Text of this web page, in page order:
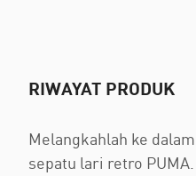
RIWAYAT PRODUK
Melangkahlah ke
sepatu lari retro